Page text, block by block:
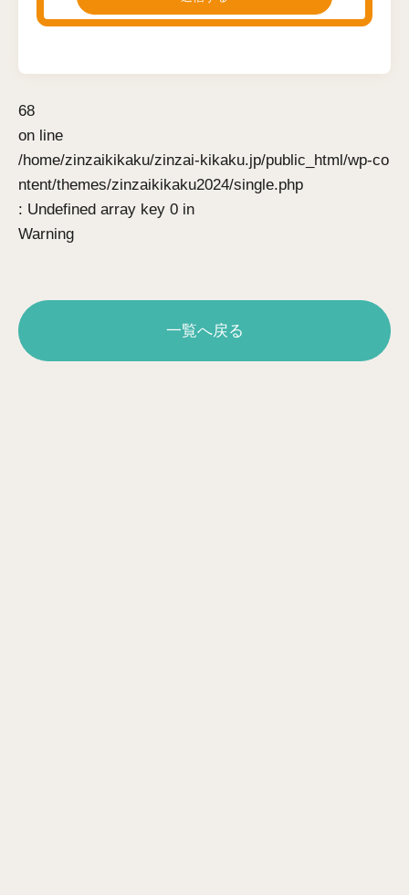
Warning
: Undefined array key 0 in
/home/zinzaikikaku/zinzai-kikaku.jp/public_html/wp-co
ntent/themes/zinzaikikaku2024/single.php
on line
68
一覧へ戻る